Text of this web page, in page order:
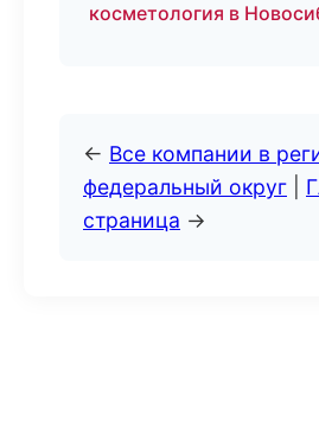
косметология в
← Все компании в
федеральный округ
страница →